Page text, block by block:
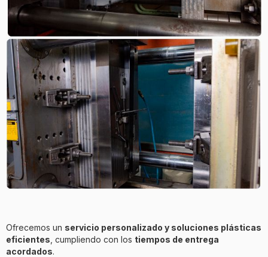
Ofrecemos un servicio personalizado y soluciones plásticas
eficientes , cumpliendo con los tiempos de entrega
acordados.